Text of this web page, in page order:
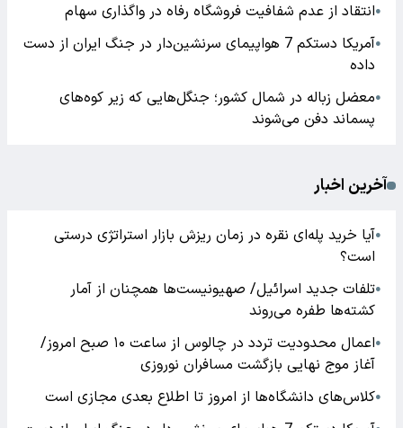
●انتقاد از عدم شفافیت فروشگاه رفاه در واگذاری سهام
●
آمریکا دستکم 7 هواپیمای سرنشین‌دار در جنگ ایران از دست
داده
●معضل زباله در شمال کشور؛ جنگل‌هایی که زیر کوه‌های
پسماند دفن می‌شوند
آخرین اخبار
●آیا خرید پله‌ای نقره در زمان ریزش بازار استراتژی درستی
است؟
●تلفات جدید اسرائیل/ صهیونیست‌ها همچنان از آمار
کشته‌ها طفره می‌روند
●
اعمال محدودیت تردد در چالوس از ساعت ۱۰ صبح امروز/
آغاز موج نهایی بازگشت مسافران نوروزی
●کلاس‌های دانشگاه‌ها از امروز تا اطلاع بعدی مجازی است